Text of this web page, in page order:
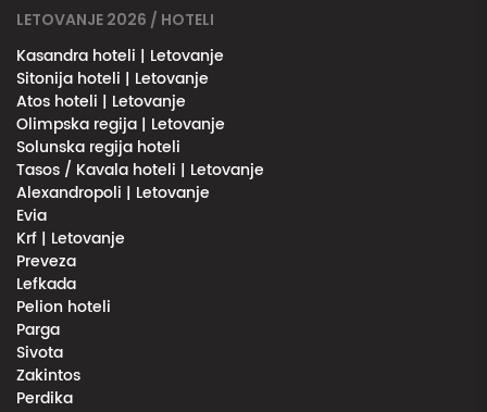
LETOVANJE 2026 / HOTELI
Kasandra hoteli | Letovanje
Sitonija hoteli | Letovanje
Atos hoteli | Letovanje
Olimpska regija | Letovanje
Solunska regija hoteli
Tasos / Kavala hoteli | Letovanje
Alexandropoli | Letovanje
Evia
Krf | Letovanje
Preveza
Lefkada
Pelion hoteli
Parga
Sivota
Zakintos
Perdika